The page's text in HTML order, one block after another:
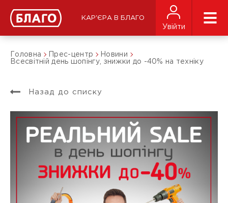
КАР'ЄРА В БЛАГО
Увійти
Головна Прес-центр
Новини
Всесвітній день шопінгу, знижки до -40% на техніку
Назад до списку